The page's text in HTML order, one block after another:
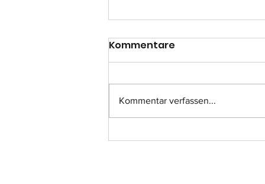
Einsatz-Nr.: 057
Kommentare
Kommentar verfassen...